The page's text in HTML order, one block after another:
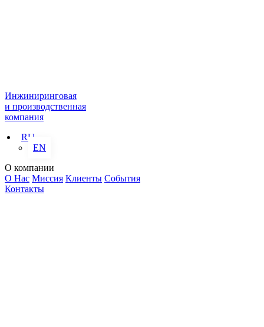
Инжиниринговая
и производственная
компания
RU
EN
О компании
О Нас Миссия Клиенты События
Контакты